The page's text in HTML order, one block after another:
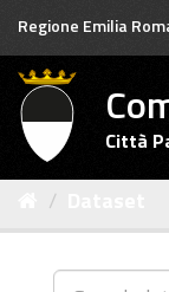
Salta
contenuto
Regione Emilia
Città